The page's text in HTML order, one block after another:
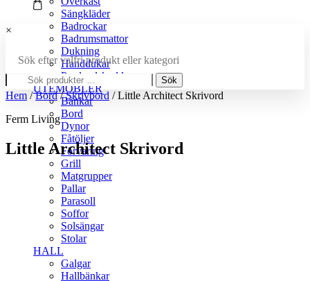
Sängkläder
Badrockar
Badrumsmattor
Dukning
Handdukar
Prydnadskuddar
UTEMÖBLER
Bänkar
Bord
Dynor
Fåtöljer
Förvaring
Grill
Matgrupper
Pallar
Parasoll
Soffor
Solsängar
Stolar
HALL
Galgar
Hallbänkar
×
Sök efter valfri produkt eller kategori
Sök
efter:
Sök
Hem /Bord/Skrivbord / Little Architect Skrivord
Ferm Living
Little Architect Skrivord
PRODUKTBESKRIVNING